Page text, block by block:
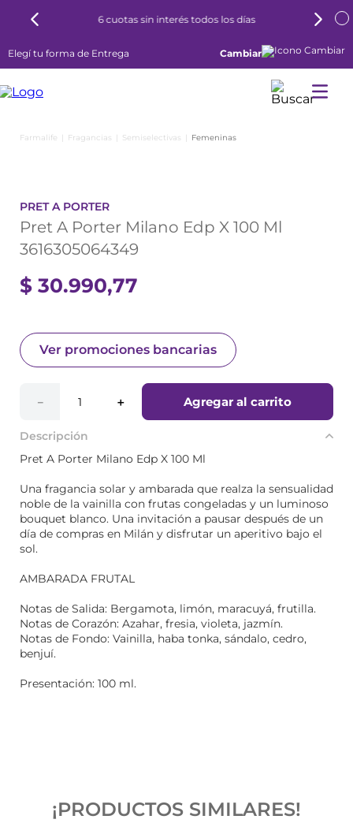
6 cuotas sin interés todos los días
Elegí tu forma de Entrega Cambiar
Fragancias Semiselectivas Femeninas
PRET A PORTER
Pret A Porter Milano Edp X 100 Ml
3616305064349
$ 30.990,77
Ver promociones bancarias
＋
－ Agregar al carrito
Descripción
Pret A Porter Milano Edp X 100 Ml
Una fragancia solar y ambarada que realza la sensualidad
noble de la vainilla con frutas congeladas y un luminoso
bouquet blanco. Una invitación a pausar después de un
día de compras en Milán y disfrutar un aperitivo bajo el
sol.
AMBARADA FRUTAL
Notas de Salida: Bergamota, limón, maracuyá, frutilla.
Notas de Corazón: Azahar, fresia, violeta, jazmín.
Notas de Fondo: Vainilla, haba tonka, sándalo, cedro,
benjuí.
Presentación: 100 ml.
¡PRODUCTOS SIMILARES!